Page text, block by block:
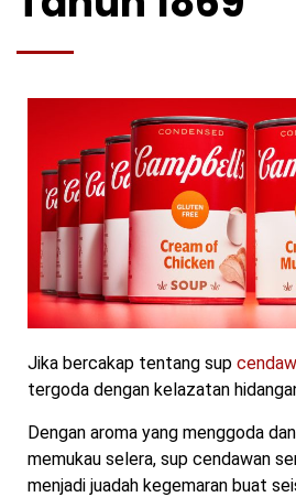
Jika bercakap tentang sup
tergoda dengan kelazatan
Dengan aroma yang menggoda
memukau selera, sup cendawan
menjadi juadah kegemaran buat